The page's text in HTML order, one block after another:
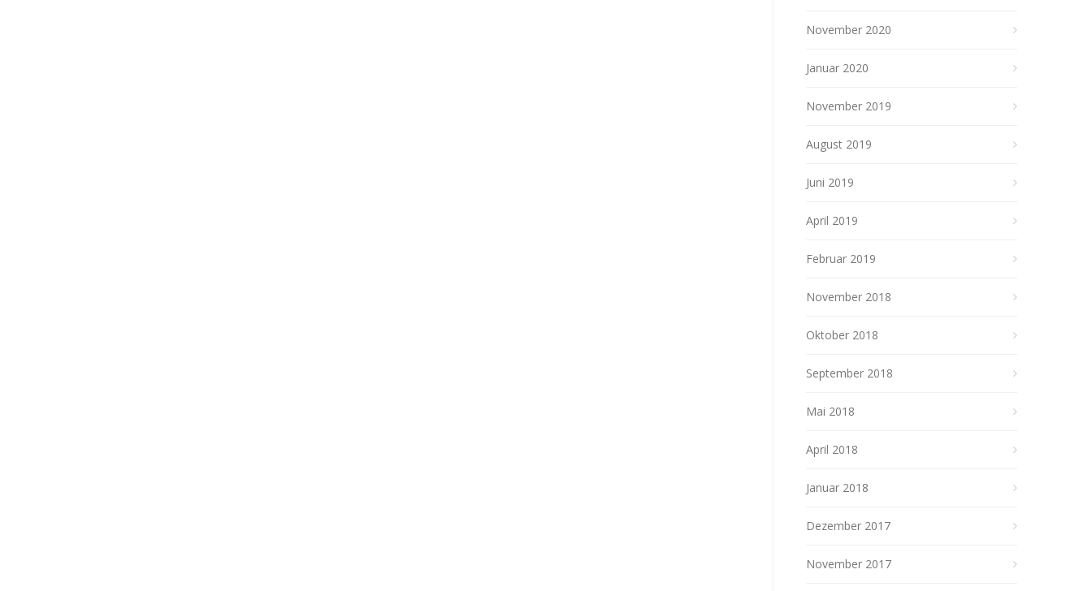
November 2020
Januar 2020
November 2019
August 2019
Juni 2019
April 2019
Februar 2019
November 2018
Oktober 2018
September 2018
Mai 2018
April 2018
Januar 2018
Dezember 2017
November 2017